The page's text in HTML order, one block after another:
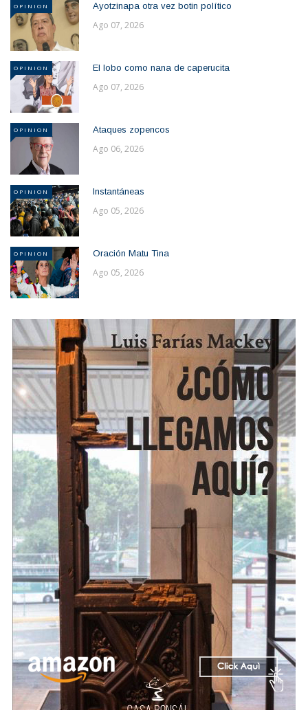
OPINION Ayotzinapa otra vez botin político
Ago 07, 2026
OPINION El lobo como nana de caperucita
Ago 07, 2026
OPINION Ataques zopencos
Ago 06, 2026
OPINION Instantáneas
Ago 05, 2026
OPINION Oración Matu Tina
Ago 05, 2026